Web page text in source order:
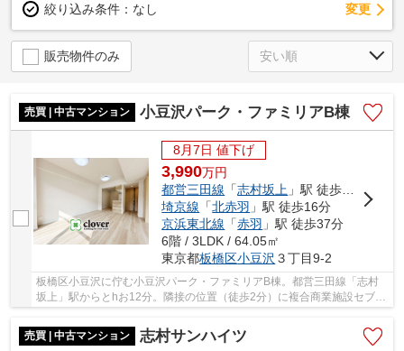
絞り込み条件： なし 変更
販売物件のみ
売買 | 中古マンション 小豆沢パーク・ファミリアB棟
8月7日 値下げ
3,990万円
都営三田線 「志村坂上 」駅 徒歩12分
埼京線 「北赤羽 」駅 徒歩16分
京浜東北線 「赤羽 」駅 徒歩37分
6階 / 3LDK / 64.05㎡
東京都板橋区小豆沢 ３丁目9-2
板橋区小豆沢に佇む小豆沢パーク・ファミリアB棟。都営三田線「志村
坂上」駅からとhお12分。隣接の位置（徒歩2分）に複合商業施設セブン
タウン小豆沢があるため、普段のお買い物には大...
売買 | 中古マンション
志村サンハイツ